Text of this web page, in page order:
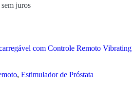
sem juros
, Estimulador de Próstata